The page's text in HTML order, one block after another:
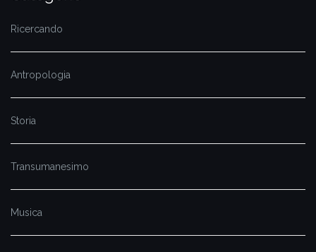
Ricercando
Antropologia
Storia
Transumanesimo
Musica